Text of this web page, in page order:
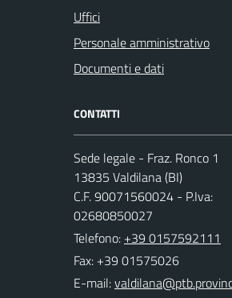
Uffici
Personale amministrativo
Documenti e dati
CONTATTI
Sede legale - Fraz. Ronco 1
13835 Valdilana (BI)
C.F. 90071560024 - P.Iva:
02680850027
Telefono: +39 0157592111
Fax: +39 01575026
E-mail: